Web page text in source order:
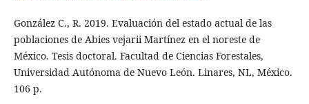
González C., R. 2019. Evaluación del estado actual de las
poblaciones de Abies vejarii Martínez en el noreste de
México. Tesis doctoral. Facultad de Ciencias Forestales,
Universidad Autónoma de Nuevo León. Linares, NL, México.
106 p.